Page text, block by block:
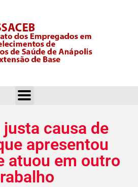
causa de
apresentou
atuou em outro